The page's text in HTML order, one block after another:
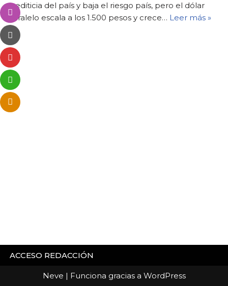
crediticia del país y baja el riesgo país, pero el dólar
paralelo escala a los 1.500 pesos y crece… Leer más »
ACCESO REDACCIÓN
Neve | Funciona gracias a WordPress